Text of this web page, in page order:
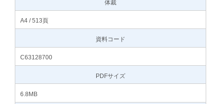
体裁
A4 / 513頁
資料コード
C63128700
PDFサイズ
6.8MB